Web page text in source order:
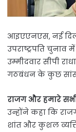
आइएएनएस, नई
उपराष्ट्रपति
उम्मीदवार सीपी
गठबंधन के कुछ
राजग और हमारे
उन्होंने कहा कि
शांत और कुशल